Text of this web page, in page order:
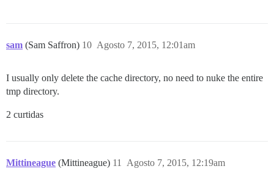
sam (Sam Saffron) Agosto 7, 2015, 12:01am
10
I usually only delete the cache directory, no need to nuke the entire
tmp directory.
2 curtidas
Mittineague (Mittineague) Agosto 7, 2015, 12:19am
11